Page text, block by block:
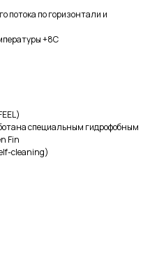
потока по горизонтали и
+8С
специальным гидрофобным
Fin
cleaning)